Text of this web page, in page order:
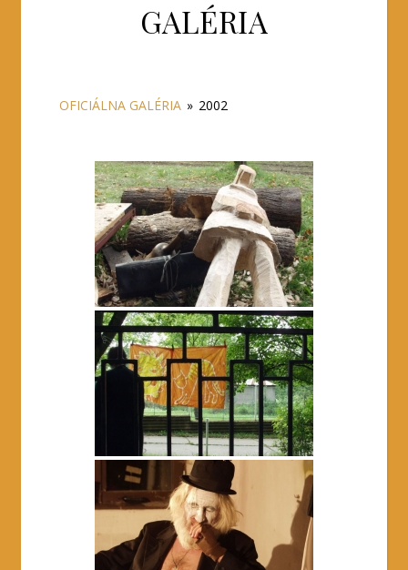
GALÉRIA
OFICIÁLNA GALÉRIA » 2002